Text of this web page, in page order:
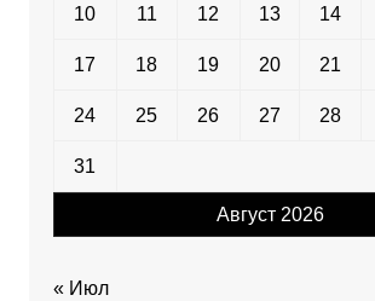
Август 2026
10 11 12 13 14
17 18 19 20 21
24 25 26 27 28
31
« Июл